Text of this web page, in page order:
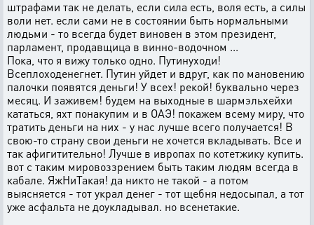
штрафами так не делать, если сила есть, воля есть, а силы
воли нет. если сами не в состоянии быть нормальными
людьми - то всегда будет виновен в этом президент,
парламент, продавщица в винно-водочном ...
Пока, что я вижу только одно. Путинуходи!
Всеплоходенегнет. Путин уйдет и вдруг, как по мановению
палочки появятся деньги! У всех! рекой! буквально через
месяц. И заживем! будем на выходные в шармэльхейхи
кататься, яхт понакупим и в ОАЭ! покажем всему миру, что
тратить деньги на них - у нас лучше всего получается! В
свою-то страну свои деньги не хочется вкладывать. Все и
так афигитительно! Лучше в ивропах по котетжику купить.
вот с таким мировоззрением быть таким людям всегда в
кабале. ЯжНиТакая! да никто не такой - а потом
выясняется - тот украл денег - тот щебня недосыпал, а тот
уже асфальта не доукладывал. но всенетакие.